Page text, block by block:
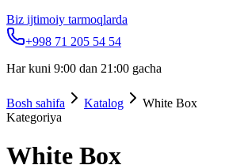
Biz ijtimoiy tarmoqlarda
+998 71 205 54 54
Har kuni 9:00 dan 21:00 gacha
Bosh sahifa Katalog
White Box
Kategoriya
White Box